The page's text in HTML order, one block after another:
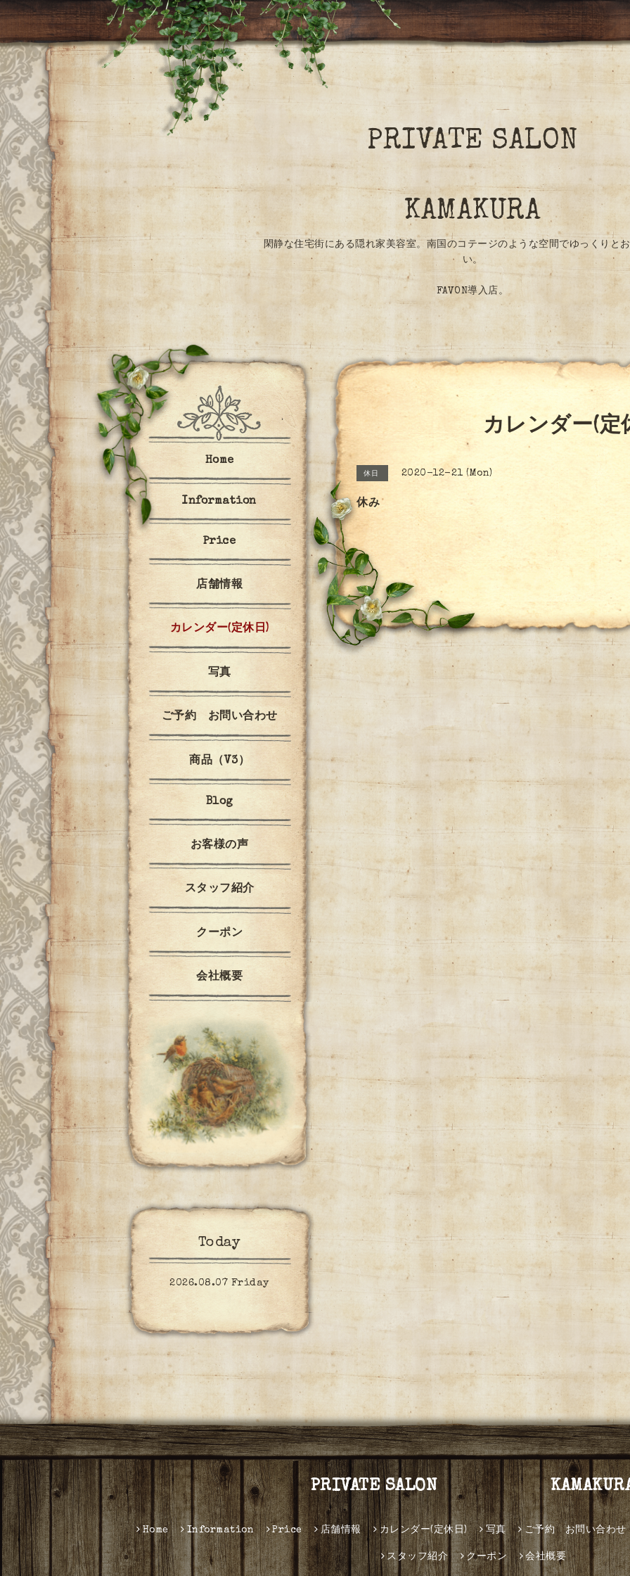
PRIVATE SALON
KAMAKURA
閑静な住宅街にある隠れ家美容室。南国のコテージのような空間でゆっくりと
い。
FAVON導入店。
カレンダー(定
休日 2020-12-21 (Mon)
休み
Home
Information
Price
店舗情報
カレンダー(定休日)
写真
ご予約 お問い合わせ
商品（V3）
Blog
お客様の声
スタッフ紹介
クーポン
会社概要
Today
2026.08.07 Friday
PRIVATE SALON
Home Information Price 店舗情報 カレンダー(定休日) 写真 ご予約 お問い合わせ
スタッフ紹介 クーポン 会社概要